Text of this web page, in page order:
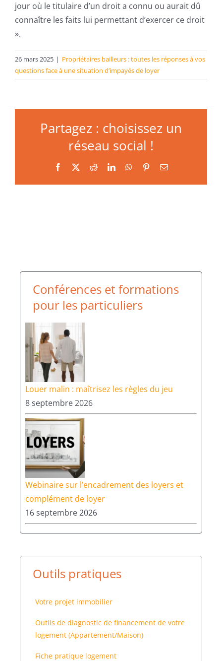
jour où le titulaire d’un droit a connu ou aurait dû
connaître les faits lui permettant d’exercer ce droit
».
26 mars 2025 | Propriétaires bailleurs : toutes les réponses à vos
questions face à une situation d’impayés de loyer
Partagez : choisissez un
réseau social !
Facebook RedditLinkedInWhatsApp
PinterestEmail
Conférences et formations
pour les particuliers
Louer malin : maîtrisez les règles du jeu
8 septembre 2026
Webinaire sur l’encadrement des loyers et
complément de loyer
16 septembre 2026
Outils pratiques
Votre projet immobilier
Outils de diagnostic de financement de votre
logement (Appartement/Maison)
Fiche pratique logement